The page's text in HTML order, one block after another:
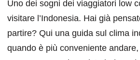
Uno dei sogni dei viaggiatori low
visitare l’Indonesia. Hai già
partire? Qui una guida sul clima
quando è più conveniente